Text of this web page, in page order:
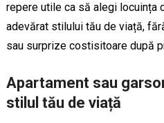
repere utile ca să alegi locuința
adevărat stilului tău de viață,
sau surprize costisitoare după
Apartament sau
stilul tău de viață